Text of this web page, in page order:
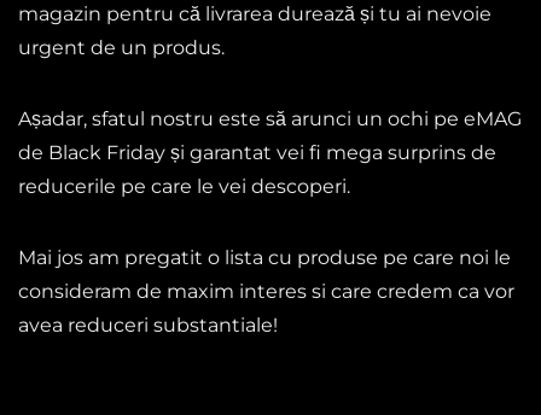
magazin pentru că livrarea durează și tu ai nevoie
urgent de un produs.
Așadar, sfatul nostru este să arunci un ochi pe eMAG
de Black Friday și garantat vei fi mega surprins de
reducerile pe care le vei descoperi.
Mai jos am pregatit o lista cu produse pe care noi le
consideram de maxim interes si care credem ca vor
avea reduceri substantiale!